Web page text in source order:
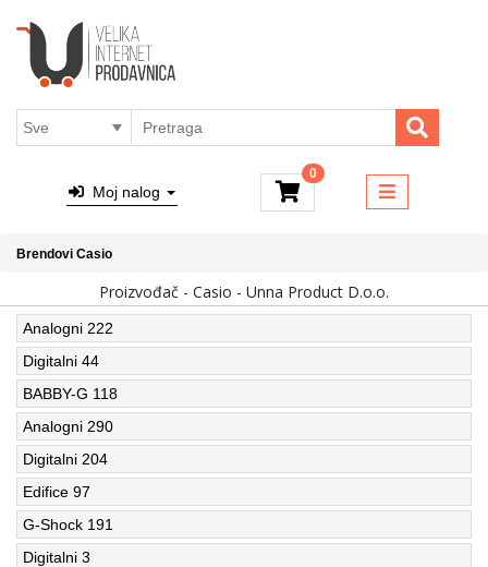
Moj nalog
0
Kategorije
4ALL - PARFEMI I KOZMETIKA
MACUN PROIZVODI
RUČNI SATOVI
PUTNI PROGRAM
MALI KUĆNI APARATI
Ulja za masažu
Sve o
Online
placanje
Blog
Shop
Brendovi Casio
Proizvođač - Casio - Unna Product D.o.o.
Analogni 222
Digitalni 44
BABBY-G 118
Analogni 290
Digitalni 204
Edifice 97
G-Shock 191
Digitalni 3